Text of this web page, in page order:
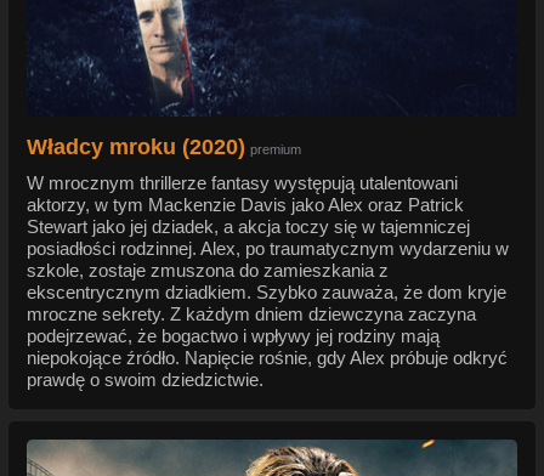
Władcy mroku (2020) premium
W mrocznym thrillerze fantasy występują utalentowani
aktorzy, w tym Mackenzie Davis jako Alex oraz Patrick
Stewart jako jej dziadek, a akcja toczy się w tajemniczej
posiadłości rodzinnej. Alex, po traumatycznym wydarzeniu w
szkole, zostaje zmuszona do zamieszkania z
ekscentrycznym dziadkiem. Szybko zauważa, że dom kryje
mroczne sekrety. Z każdym dniem dziewczyna zaczyna
podejrzewać, że bogactwo i wpływy jej rodziny mają
niepokojące źródło. Napięcie rośnie, gdy Alex próbuje odkryć
prawdę o swoim dziedzictwie.